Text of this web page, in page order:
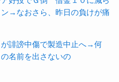
→なおさら、昨日の負けが痛
が誹謗中傷で製造中止へ→何
名前を出さないの